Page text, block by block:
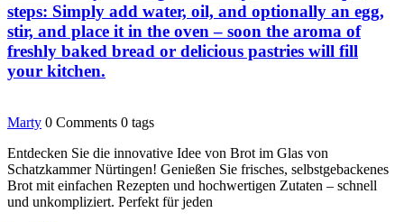
steps: Simply add water, oil, and optionally an egg,
stir, and place it in the oven – soon the aroma of
freshly baked bread or delicious pastries will fill
your kitchen.
Marty 0 Comments 0 tags
Entdecken Sie die innovative Idee von Brot im Glas von
Schatzkammer Nürtingen! Genießen Sie frisches, selbstgebackenes
Brot mit einfachen Rezepten und hochwertigen Zutaten – schnell
und unkompliziert. Perfekt für jeden